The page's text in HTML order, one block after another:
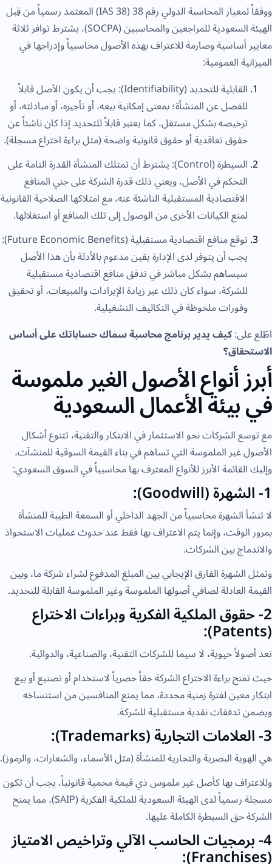
ووفقاً لمعيار المحاسبة الدولي رقم 38 (IAS 38) المعتمد رسمياً من قِبل
الهيئة السعودية للمراجعين والمحاسبين (SOCPA)، يشترط توافر ثلاثة
معايير أساسية وصارمة للاعتراف بهذه الأصول محاسبياً وإدراجها في
الميزانية العمومية:
القابلية للتحديد (Identifiability): يجب أن يكون الأصل قابلاً
للفصل عن المنشأة؛ بمعنى إمكانية بيعه، أو تأجيره، أو مبادلته، أو
ترخيصه بشكل مستقل، كما يعتبر قابلاً للتحديد إذا كان ناشئاً عن
حقوق تعاقدية أو حقوق قانونية واضحة (مثل براءة اختراع مسجلة).
السيطرة (Control): يشترط أن تمتلك المنشأة القدرة التامة على
التحكم في الأصل، ويعني ذلك قدرة الشركة على جني المنافع
الاقتصادية المستقبلية الناشئة عنه، مع امتلاكها الصلاحية القانونية
لمنع الكيانات الأخرى من الوصول إلى تلك المنافع أو استغلالها.
توقع منافع اقتصادية مستقبلية (Future Economic Benefits):
يجب أن يتوفر لدى الإدارة يقين مدعوم بالأدلة بأن هذا الأصل
سيساهم بشكل مباشر في تدفق منافع اقتصادية مستقبلية
للشركة، سواء كان ذلك عبر زيادة الإيرادات والمبيعات، أو تحقيق
وفورات ملحوظة في التكاليف التشغيلية.
اطّلع على:كيف يدير برنامج محاسبة سماك حساباتك على أساس
الاستحقاق؟
أبرز أنواع الأصول الغير ملموسة
في بيئة الأعمال السعودية
مع توسع الشركات نحو الاستثمار في الابتكار والتقنية، تتنوع أشكال
الأصول غير الملموسة التي تساهم في بناء القيمة السوقية للمنشآت،
وإليك القائمة الأبرز للأنواع المعترف بها محاسبياً في السوق السعودي:
1- الشهرة (Goodwill):
لا تنشأ الشهرة محاسبياً من الجهد الداخلي أو السمعة الطيبة للمنشأة
بمرور الوقت، وإنما يتم الاعتراف بها فقط عند حدوث عمليات الاستحواذ
والاندماج بين الشركات.
وتمثل الشهرة الفارق الإيجابي بين المبلغ المدفوع لشراء شركة ما، وبين
القيمة العادلة لصافي أصولها الملموسة وغير الملموسة القابلة للتحديد.
2- حقوق الملكية الفكرية وبراءات الاختراع
(Patents):
تعد أصولاً حيوية، لا سيما للشركات التقنية، والصناعية، والدوائية.
حيث تمنح براءة الاختراع الشركة حقاً حصرياً لاستخدام أو تصنيع أو بيع
ابتكار معين لفترة زمنية محددة، مما يمنع المنافسين من استنساخه
ويضمن تدفقات نقدية مستقبلية للشركة.
3- العلامات التجارية (Trademarks):
هي الهوية البصرية والتجارية للمنشأة (مثل الأسماء، والشعارات، والرموز).
وللاعتراف بها كأصل غير ملموس ذي قيمة محمية قانونياً، يجب أن تكون
مسجلة رسمياً لدى الهيئة السعودية للملكية الفكرية (SAIP)، مما يمنح
الشركة حق السيطرة الكاملة عليها.
4- برمجيات الحاسب الآلي وتراخيص الامتياز
(Franchises):